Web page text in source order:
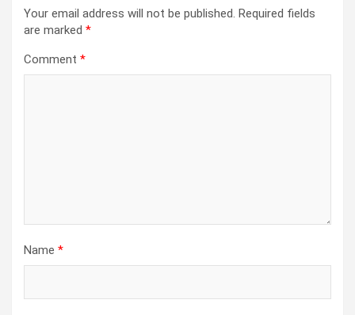
Your email address will not be published. Required fields
are marked *
Comment *
Name *